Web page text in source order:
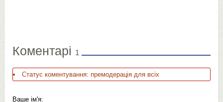
Коментарі 1
Статус коментування: премодерація для всіх
Ваше ім'я: